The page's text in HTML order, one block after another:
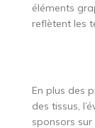
éléments
reflètent les
En plus des
des tissus,
sponsors